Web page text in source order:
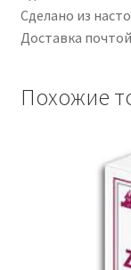
Сделано из
Доставка
Похожие